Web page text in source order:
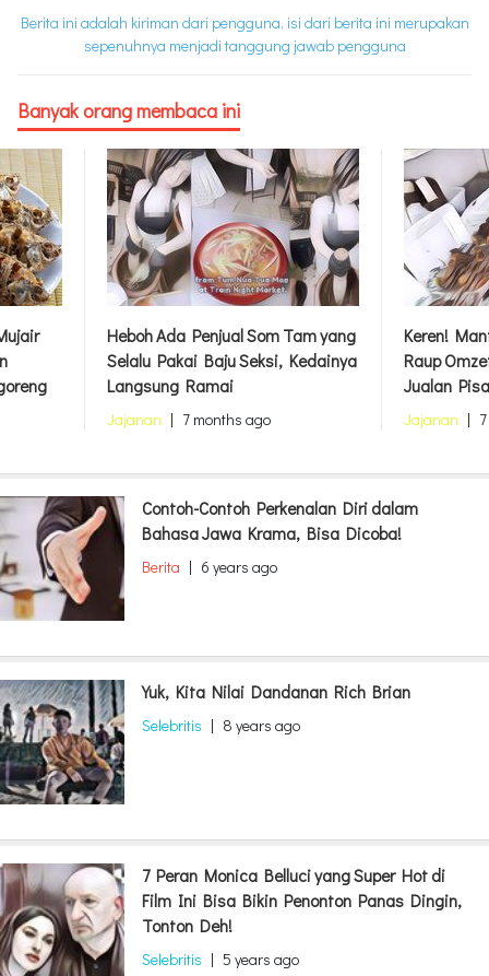
Berita ini adalah kiriman dari pengguna, isi dari berita ini merupakan
sepenuhnya menjadi tanggung jawab pengguna
Banyak orang membaca ini
Heboh Ada Penjual Som Tam yang
Selalu Pakai Baju Seksi, Kedainya
Langsung Ramai
Jajanan | 7 months ago
Keren!
Raup
Jualan
Jajanan |
Contoh-Contoh Perkenalan Diri dalam
Bahasa Jawa Krama, Bisa Dicoba!
Berita | 6 years ago
Yuk, Kita Nilai Dandanan Rich Brian
Selebritis | 8 years ago
7 Peran Monica Belluci yang Super Hot di
Film Ini Bisa Bikin Penonton Panas Dingin,
Tonton Deh!
Selebritis | 5 years ago